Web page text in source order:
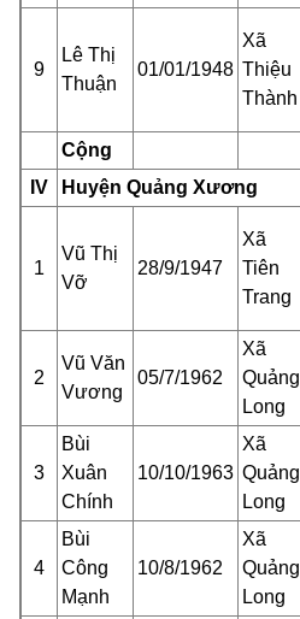
9
Lê Thị
Thuận
01/01/1948
Xã
Thiệu
Thành
Cộng
IV
Huyện Quảng Xương
1
Vũ Thị
Vỡ
28/9/1947
Xã
Tiên
Trang
2
Vũ Văn
Vương
05/7/1962
Xã
Quảng
Long
3
Bùi
Xuân
Chính
10/10/1963
Xã
Quảng
Long
4
Bùi
Công
Mạnh
10/8/1962
Xã
Quảng
Long